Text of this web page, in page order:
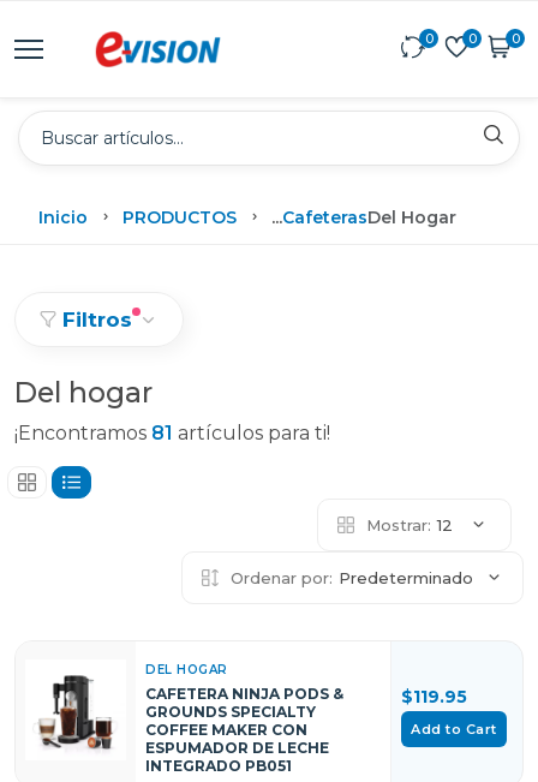
0 0 0
Inicio PRODUCTOS ...CafeterasDel Hogar
Filtros
Del hogar
¡Encontramos 81 artículos para ti!
Mostrar: 12
Ordenar por: Predeterminado
DEL HOGAR
CAFETERA NINJA PODS &
GROUNDS SPECIALTY
COFFEE MAKER CON
ESPUMADOR DE LECHE
INTEGRADO PB051
$119.95
Add to Cart